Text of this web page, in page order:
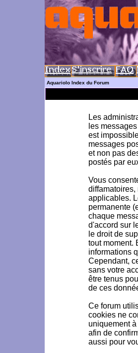
Aquariolo Index du Forum
Les
les
est
messages
et non pas
postés par
Vous
applicables.
permanente
chaque
d'accord sur
le droit de
tout moment.
informations
Cependant,
sans votre
être tenus
de ces
Ce forum
cookies ne
uniquement
afin de
aussi pour